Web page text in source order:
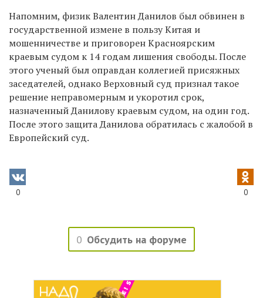
Напомним, физик Валентин Данилов был обвинен в
государственной измене в пользу Китая и
мошенничестве и приговорен Красноярским
краевым судом к 14 годам лишения свободы. После
этого ученый был оправдан коллегией присяжных
заседателей, однако Верховный суд признал такое
решение неправомерным и укоротил срок,
назначенный Данилову краевым судом, на один год.
После этого защита Данилова обратилась с жалобой в
Европейский суд.
0 0
0 Обсудить на форуме